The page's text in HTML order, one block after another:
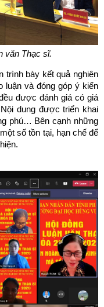
văn Thạc sĩ.
trình bày kết quả nghiên
luận và đóng góp ý kiến
được đánh giá có giá
dung được triển khai
phú… Bên cạnh những
số tồn tại, hạn chế để